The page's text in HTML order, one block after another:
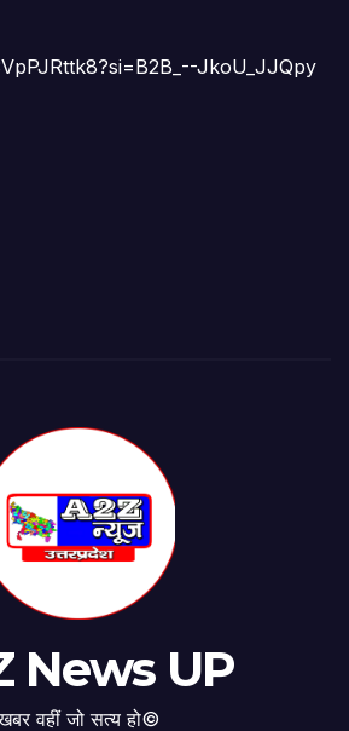
JkoU_JJQpy
News UP
वहीं जो सत्य हो©